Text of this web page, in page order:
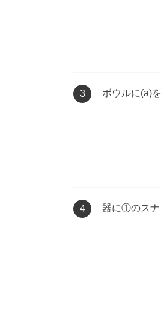
3 ボウルに(a)
4 器に①のスナ